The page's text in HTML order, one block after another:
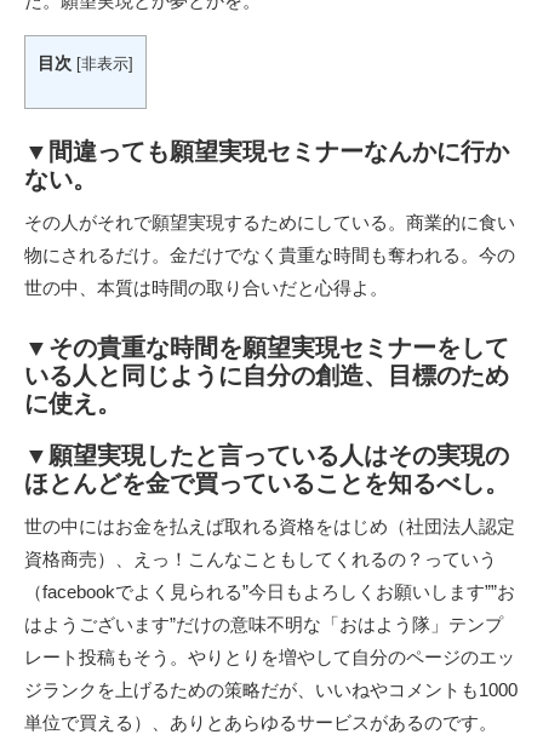
目次 [非表示]
▼間違っても願望実現セミナーなんかに行か
ない。
その人がそれで願望実現するためにしている。商業的に食い
物にされるだけ。金だけでなく貴重な時間も奪われる。今の
世の中、本質は時間の取り合いだと心得よ。
▼その貴重な時間を願望実現セミナーをして
いる人と同じように自分の創造、目標のため
に使え。
▼願望実現したと言っている人はその実現の
ほとんどを金で買っていることを知るべし。
世の中にはお金を払えば取れる資格をはじめ（社団法人認定
資格商売）、えっ！こんなこともしてくれるの？っていう
（facebookでよく見られる”今日もよろしくお願いします””お
はようございます”だけの意味不明な「おはよう隊」テンプ
レート投稿もそう。やりとりを増やして自分のページのエッ
ジランクを上げるための策略だが、いいねやコメントも1000
単位で買える）、ありとあらゆるサービスがあるのです。